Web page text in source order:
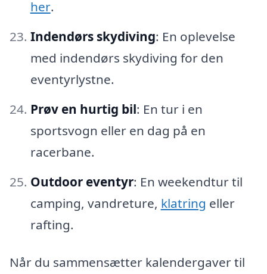
her.
Indendørs skydiving: En oplevelse
med indendørs skydiving for den
eventyrlystne.
Prøv en hurtig bil: En tur i en
sportsvogn eller en dag på en
racerbane.
Outdoor eventyr: En weekendtur til
camping, vandreture, klatring eller
rafting.
Når du sammensætter kalendergaver til